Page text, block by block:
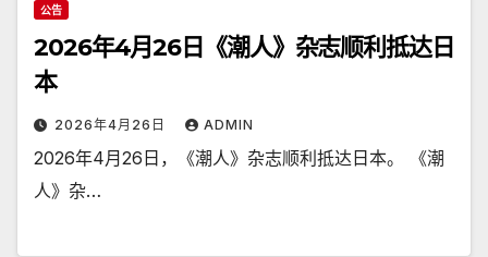
公告
2026年4月26日《潮人》杂志顺利抵达日
本
2026年4月26日 ADMIN
2026年4月26日，《潮人》杂志顺利抵达日本。 《潮
人》杂…